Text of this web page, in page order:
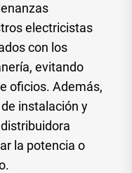
electricistas
con los
evitando
oficios. Además,
instalación y
la potencia o